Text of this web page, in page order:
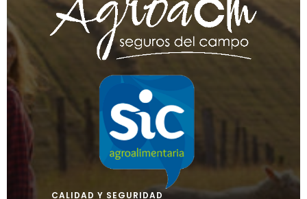
CALIDAD Y SEGURIDAD